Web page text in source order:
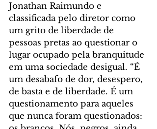
Jonathan Raimundo e
classificada pelo diretor como
um grito de liberdade de
pessoas pretas ao questionar o
lugar ocupado pela branquitude
em uma sociedade desigual. “É
um desabafo de dor, desespero,
de basta e de liberdade. É um
questionamento para aqueles
que nunca foram questionados: